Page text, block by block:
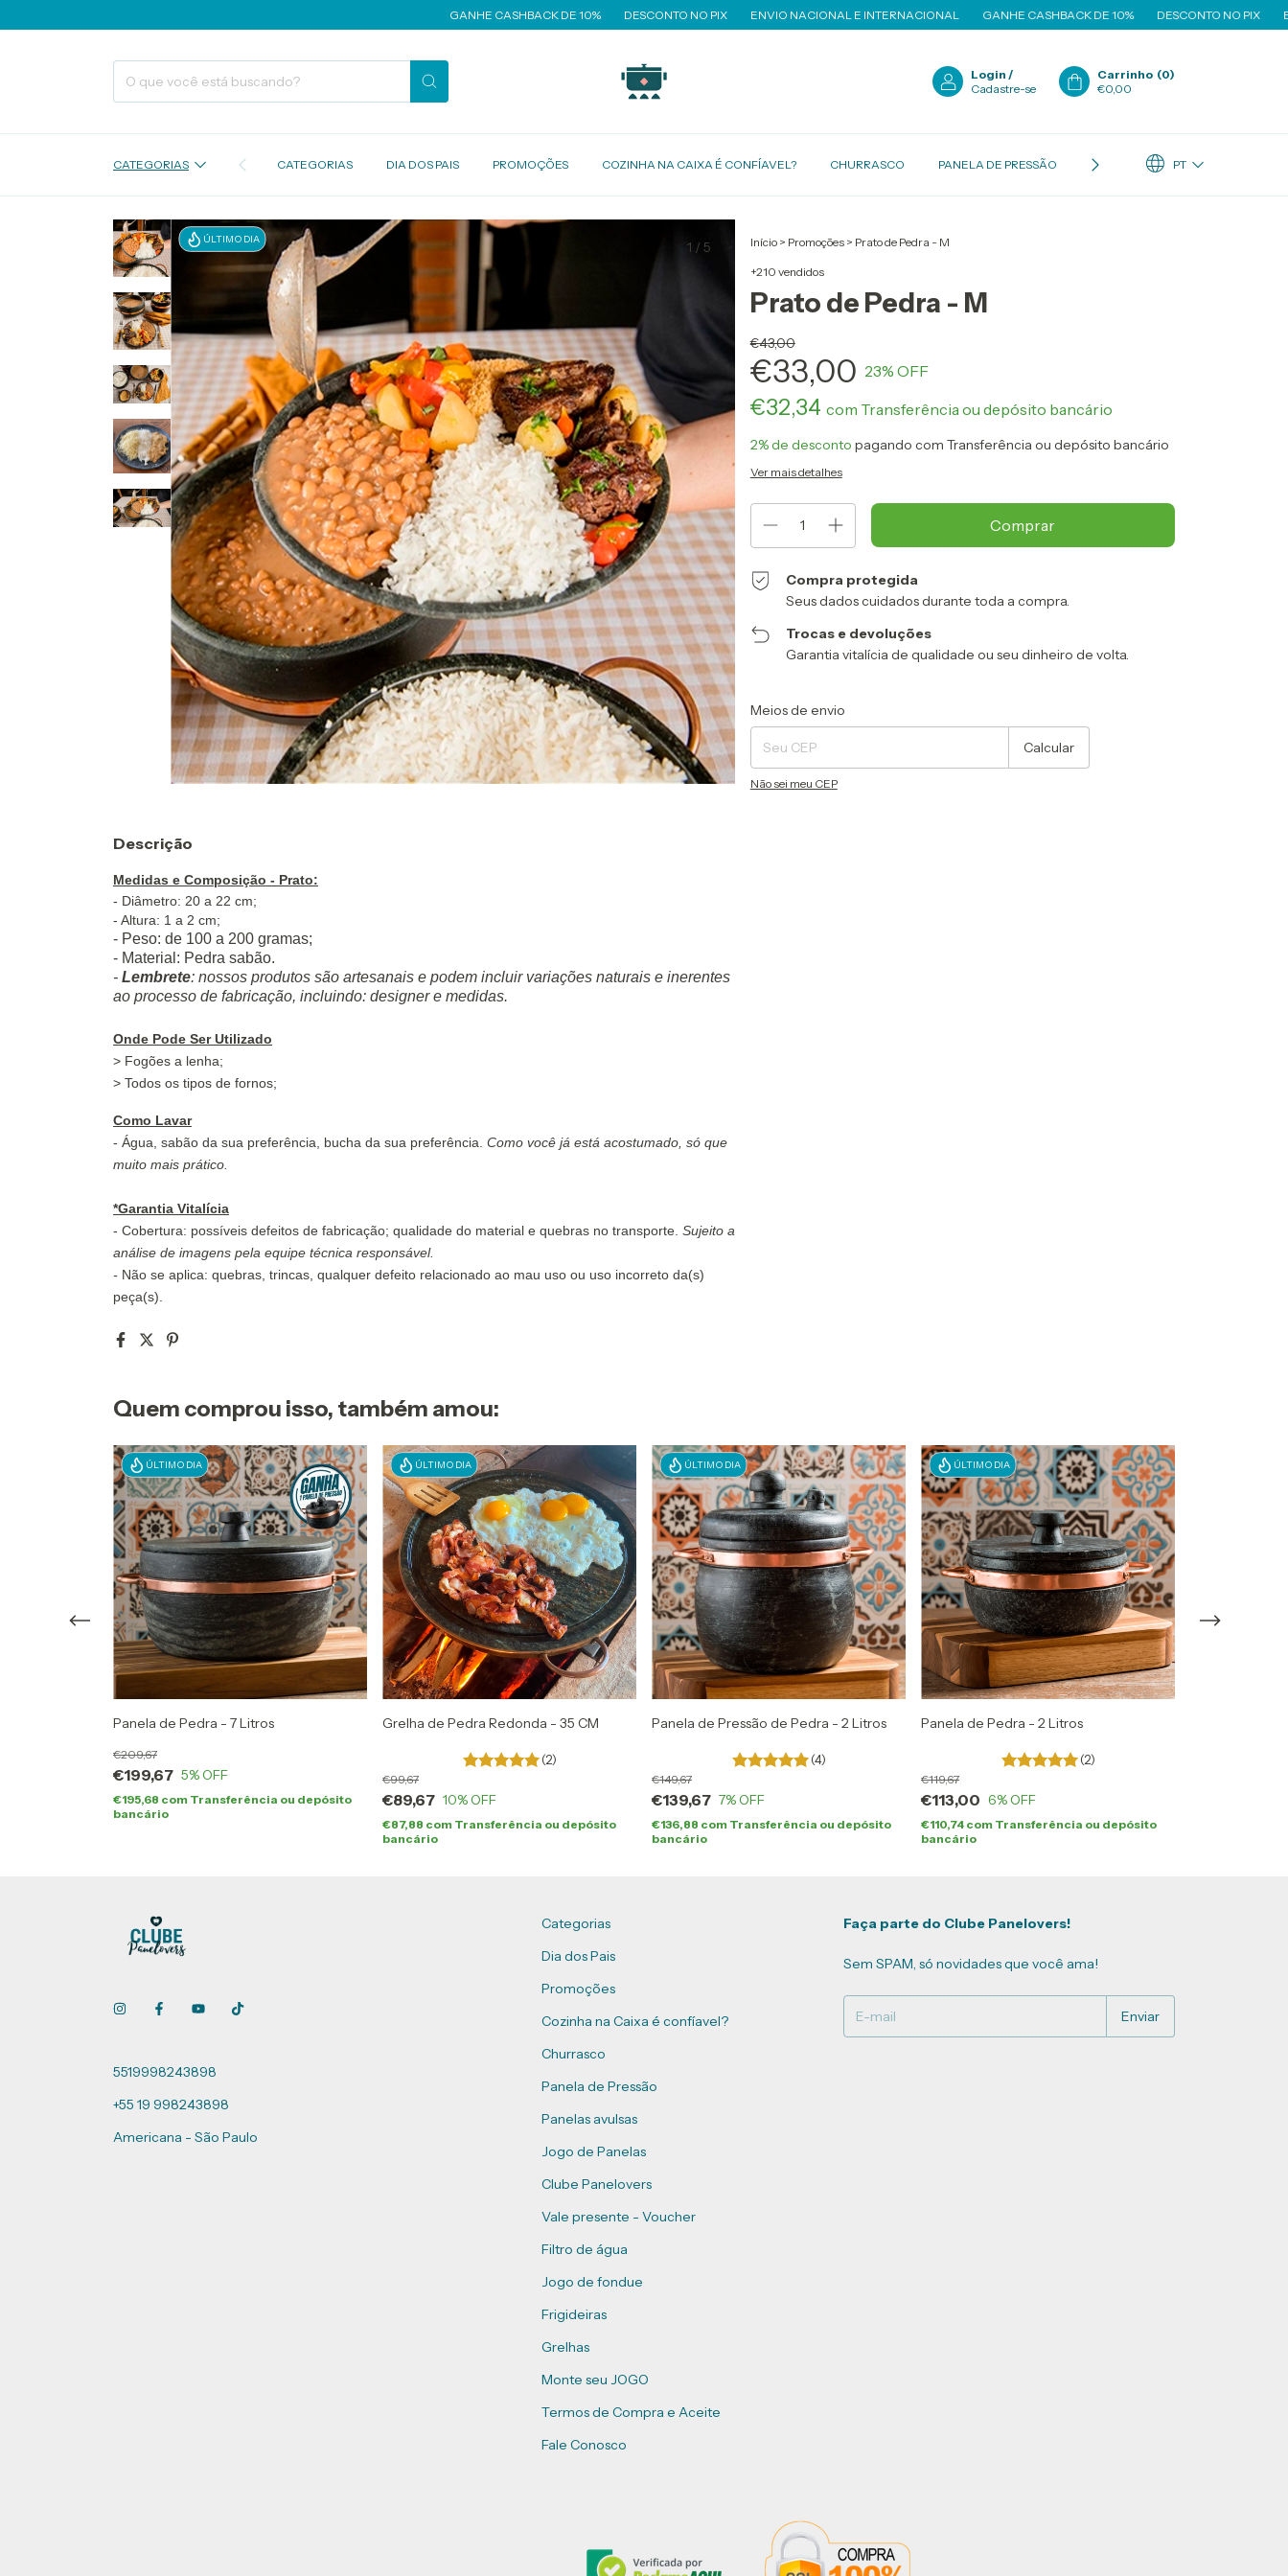
GANHE CASHBACK DE 10% DESCONTO NO PIX ENVIO NACIONAL E INTERNACIONAL GANHE CASHBACK DE 10% DESCONTO NO PIX ENVIO
Login /
Cadastre-se
Carrinho (0)
0,00
CATEGORIAS CATEGORIAS DIA DOS PAIS PROMOÇÕES COZINHA NA CAIXA É CONFÍAVEL? CHURRASCO PANELA DE PRESSÃO PANELAS AVULSAS
PT
ÚLTIMO DIA 1 / 5 Início > Promoções > Prato de Pedra - M
+210 vendidos
Prato de Pedra - M
43,00
33,00 23% OFF
32,34 com Transferência ou depósito bancário
2% de desconto pagando com Transferência ou depósito bancário
Ver mais detalhes
Compra protegida
Seus dados cuidados durante toda a compra.
Trocas e devoluções
Garantia vitalícia de qualidade ou seu dinheiro de volta.
Entregas para o CEP:
Meios de envio
Calcular
Não sei meu CEP
Descrição
Medidas e Composição - Prato:
- Diâmetro: 20 a 22 cm;
- Altura: 1 a 2 cm;
- Peso: de 100 a 200 gramas;
- Material: Pedra sabão.
- Lembrete: nossos produtos são artesanais e podem incluir variações naturais e inerentes
ao processo de fabricação, incluindo: designer e medidas.
Onde Pode Ser Utilizado
> Fogões a lenha;
> Todos os tipos de fornos;
Como Lavar
- Água, sabão da sua preferência, bucha da sua preferência. Como você já está acostumado, só que
muito mais prático.
*Garantia Vitalícia
- Cobertura: possíveis defeitos de fabricação; qualidade do material e quebras no transporte. Sujeito a
análise de imagens pela equipe técnica responsável.
- Não se aplica: quebras, trincas, qualquer defeito relacionado ao mau uso ou uso incorreto da(s)
peça(s).
Quem comprou isso, também amou:
ÚLTIMO DIA
Panela de Pedra - 7 Litros
199,67
209,67
5% OFF
195,68 com Transferência ou depósito
bancário
ÚLTIMO DIA
Grelha de Pedra Redonda - 35 CM
(2)
89,67
99,67
10% OFF
87,88 com Transferência ou depósito
bancário
ÚLTIMO DIA
Panela de Pressão de Pedra - 2 Litros
(4)
139,67
149,67
7% OFF
136,88 com Transferência ou depósito
bancário
ÚLTIMO DIA
Panela de Pedra - 2 Litros
(2)
113,00
119,67
6% OFF
110,74 com Transferência ou depósito
bancário
5519998243898
+55 19 998243898
Americana - São Paulo
Categorias
Dia dos Pais
Promoções
Cozinha na Caixa é confíavel?
Churrasco
Panela de Pressão
Panelas avulsas
Jogo de Panelas
Clube Panelovers
Vale presente - Voucher
Filtro de água
Jogo de fondue
Frigideiras
Grelhas
Monte seu JOGO
Termos de Compra e Aceite
Fale Conosco
Faça parte do Clube Panelovers!
Sem SPAM, só novidades que você ama!